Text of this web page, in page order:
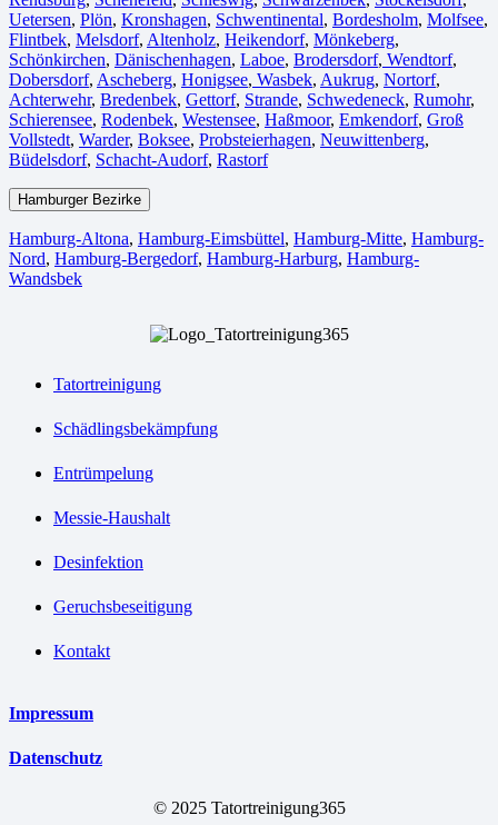
Uetersen, Plön, Kronshagen, Schwentinental, Bordesholm, Molfsee,
Flintbek, Melsdorf, Altenholz, Heikendorf, Mönkeberg,
Schönkirchen, Dänischenhagen, Laboe, Brodersdorf, Wendtorf,
Dobersdorf, Ascheberg, Honigsee, Wasbek, Aukrug, Nortorf,
Achterwehr, Bredenbek, Gettorf, Strande, Schwedeneck, Rumohr,
Schierensee, Rodenbek, Westensee, Haßmoor, Emkendorf, Groß
Vollstedt, Warder, Boksee, Probsteierhagen, Neuwittenberg,
Büdelsdorf, Schacht-Audorf, Rastorf
Hamburger Bezirke
Hamburg-Altona, Hamburg-Eimsbüttel, Hamburg-Mitte, Hamburg-
Nord, Hamburg-Bergedorf, Hamburg-Harburg, Hamburg-
Wandsbek
Tatortreinigung
Schädlingsbekämpfung
Entrümpelung
Messie-Haushalt
Desinfektion
Geruchsbeseitigung
Kontakt
Impressum
Datenschutz
© 2025 Tatortreinigung365